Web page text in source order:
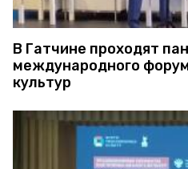
В Гатчине проходят
международного
культур